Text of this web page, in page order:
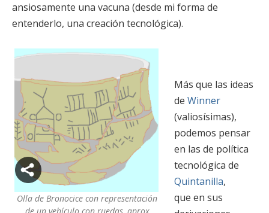
ansiosamente una vacuna (desde mi forma de
entenderlo, una creación tecnológica).
Olla de Bronocice con representación
Más que las ideas
de Winner
(valiosísimas),
podemos pensar
en las de política
tecnológica de
Quintanilla,
que en sus